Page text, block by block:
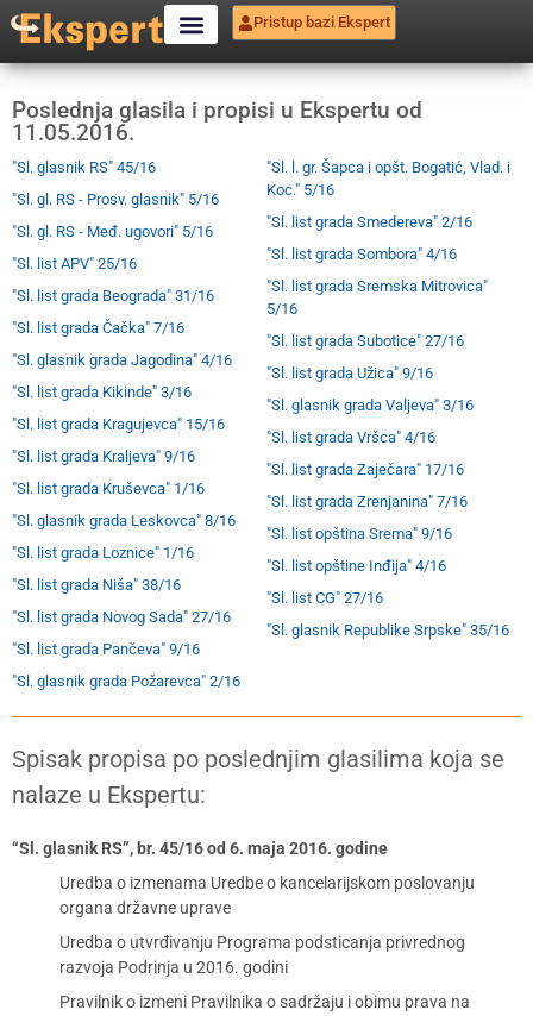
Pristup bazi Ekspert
Poslednja glasila i propisi u Ekspertu od
11.05.2016.
"Sl. glasnik RS" 45/16
"Sl. gl. RS - Prosv. glasnik" 5/16
"Sl. gl. RS - Međ. ugovori" 5/16
"Sl. list APV" 25/16
"Sl. list grada Beograda" 31/16
"Sl. list grada Čačka" 7/16
"Sl. glasnik grada Jagodina" 4/16
"Sl. list grada Kikinde" 3/16
"Sl. list grada Kragujevca" 15/16
"Sl. list grada Kraljeva" 9/16
"Sl. list grada Kruševca" 1/16
"Sl. glasnik grada Leskovca" 8/16
"Sl. list grada Loznice" 1/16
"Sl. list grada Niša" 38/16
"Sl. list grada Novog Sada" 27/16
"Sl. list grada Pančeva" 9/16
"Sl. glasnik grada Požarevca" 2/16
"Sl. l. gr. Šapca i opšt. Bogatić, Vlad. i
Koc." 5/16
"Sl. list grada Smedereva" 2/16
"Sl. list grada Sombora" 4/16
"Sl. list grada Sremska Mitrovica"
5/16
"Sl. list grada Subotice" 27/16
"Sl. list grada Užica" 9/16
"Sl. glasnik grada Valjeva" 3/16
"Sl. list grada Vršca" 4/16
"Sl. list grada Zaječara" 17/16
"Sl. list grada Zrenjanina" 7/16
"Sl. list opština Srema" 9/16
"Sl. list opštine Inđija" 4/16
"Sl. list CG" 27/16
"Sl. glasnik Republike Srpske" 35/16
Spisak propisa po poslednjim glasilima koja se
nalaze u Ekspertu:
“Sl. glasnik RS”, br. 45/16 od 6. maja 2016. godine
Uredba o izmenama Uredbe o kancelarijskom poslovanju
organa državne uprave
Uredba o utvrđivanju Programa podsticanja privrednog
razvoja Podrinja u 2016. godini
Pravilnik o izmeni Pravilnika o sadržaju i obimu prava na